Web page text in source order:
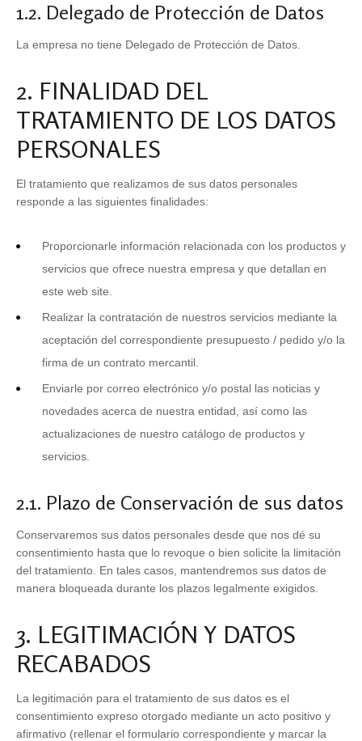
1.2. Delegado de Protección de Datos
La empresa no tiene Delegado de Protección de Datos.
2. FINALIDAD DEL
TRATAMIENTO DE LOS DATOS
PERSONALES
El tratamiento que realizamos de sus datos personales
responde a las siguientes finalidades:
Proporcionarle información relacionada con los productos y
servicios que ofrece nuestra empresa y que detallan en
este web site.
Realizar la contratación de nuestros servicios mediante la
aceptación del correspondiente presupuesto / pedido y/o la
firma de un contrato mercantil.
Enviarle por correo electrónico y/o postal las noticias y
novedades acerca de nuestra entidad, así como las
actualizaciones de nuestro catálogo de productos y
servicios.
2.1. Plazo de Conservación de sus datos
Conservaremos sus datos personales desde que nos dé su
consentimiento hasta que lo revoque o bien solicite la limitación
del tratamiento. En tales casos, mantendremos sus datos de
manera bloqueada durante los plazos legalmente exigidos.
3. LEGITIMACIÓN Y DATOS
RECABADOS
La legitimación para el tratamiento de sus datos es el
consentimiento expreso otorgado mediante un acto positivo y
afirmativo (rellenar el formulario correspondiente y marcar la